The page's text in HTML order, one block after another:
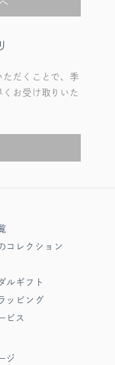
ただくことで、季
お受け取りいた
コレクション
ルギフト
ッピング
ビス
ジ